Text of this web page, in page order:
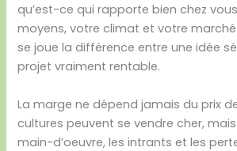
qu’est-ce qui rapporte bien chez
moyens, votre climat et votre marché
se joue la différence entre une idée
projet vraiment rentable.
La marge ne dépend jamais du prix
cultures peuvent se vendre cher,
main-d’oeuvre, les intrants et les